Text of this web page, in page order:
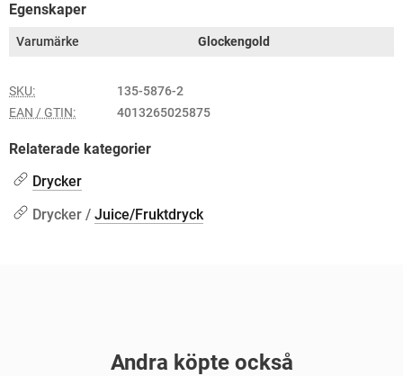
Egenskaper
Varumärke Glockengold
SKU:
135-5876-2
EAN / GTIN:
4013265025875
Relaterade kategorier
Drycker
Drycker / Juice/Fruktdryck
Andra köpte också